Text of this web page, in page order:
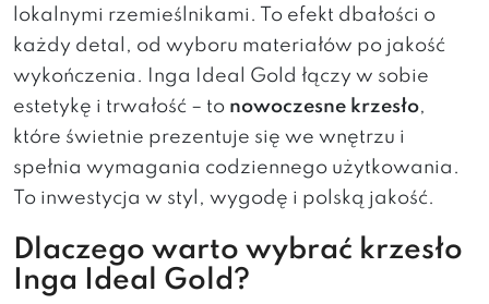
lokalnymi rzemieślnikami. To efekt dbałości o
każdy detal, od wyboru materiałów po jakość
wykończenia. Inga Ideal Gold łączy w sobie
estetykę i trwałość – to nowoczesne krzesło,
które świetnie prezentuje się we wnętrzu i
spełnia wymagania codziennego użytkowania.
To inwestycja w styl, wygodę i polską jakość.
Dlaczego warto wybrać krzesło
Inga Ideal Gold?